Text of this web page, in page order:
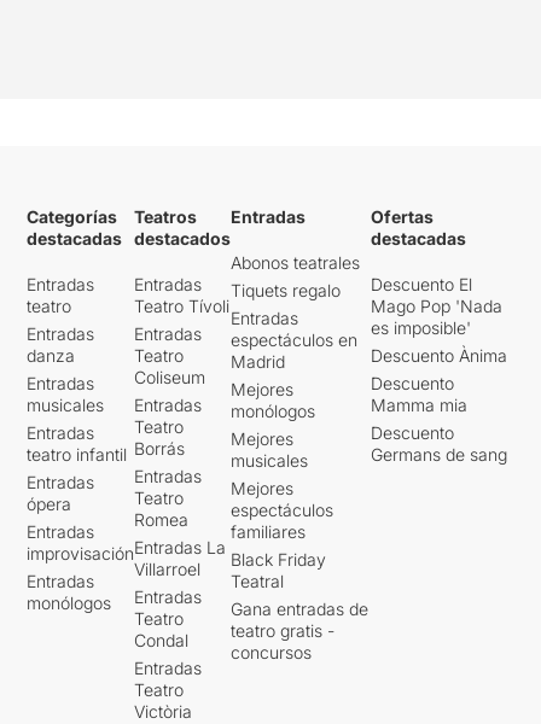
Categorías
destacadas
Entradas
teatro
Entradas
danza
Entradas
musicales
Entradas
teatro infantil
Entradas
ópera
Entradas
improvisación
Entradas
monólogos
Teatros
destacados
Entradas
Teatro Tívoli
Entradas
Teatro
Coliseum
Entradas
Teatro
Borrás
Entradas
Teatro
Romea
Entradas La
Villarroel
Entradas
Teatro
Condal
Entradas
Teatro
Victòria
Entradas
Abonos teatrales
Tiquets regalo
Entradas
espectáculos en
Madrid
Mejores
monólogos
Mejores
musicales
Mejores
espectáculos
familiares
Black Friday
Teatral
Gana entradas de
teatro gratis -
concursos
Ofertas
destacadas
Descuento El
Mago Pop 'Nada
es imposible'
Descuento Ànima
Descuento
Mamma mia
Descuento
Germans de sang